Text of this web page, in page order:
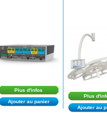
Plus d'infos
Ajouter au panier
Plus
Ajouter au